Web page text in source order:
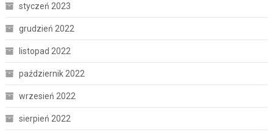
styczeń 2023
grudzień 2022
listopad 2022
październik 2022
wrzesień 2022
sierpień 2022